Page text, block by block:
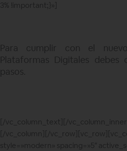
3% !important;}»]
Para cumplir con el
Plataformas Digitales debes
pasos.
[/vc_column_text][/
[/vc_column][/
style=»modern» spacing=»5″